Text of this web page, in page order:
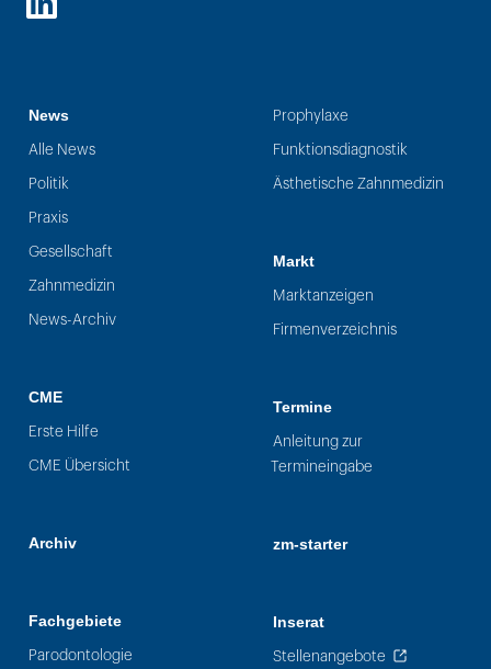
LinkedIn
News
Alle News
Politik
Praxis
Gesellschaft
Zahnmedizin
News-Archiv
CME
Erste Hilfe
CME Übersicht
Archiv
Fachgebiete
Parodontologie
Prophylaxe
Funktionsdiagnostik
Ästhetische Zahnmedizin
Markt
Marktanzeigen
Firmenverzeichnis
Termine
Anleitung zur
Termineingabe
zm-starter
Inserat
Stellenangebote